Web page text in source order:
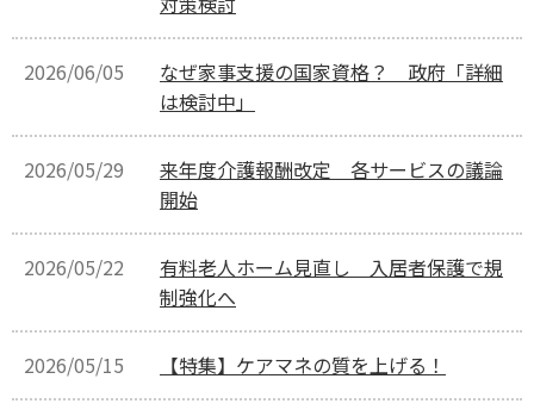
2026/06/05
なぜ家事支援の国家資格？ 政府「詳細
は検討中」
2026/05/29
来年度介護報酬改定 各サービスの議論
開始
2026/05/22
有料老人ホーム見直し 入居者保護で規
制強化へ
2026/05/15 【特集】ケアマネの質を上げる！